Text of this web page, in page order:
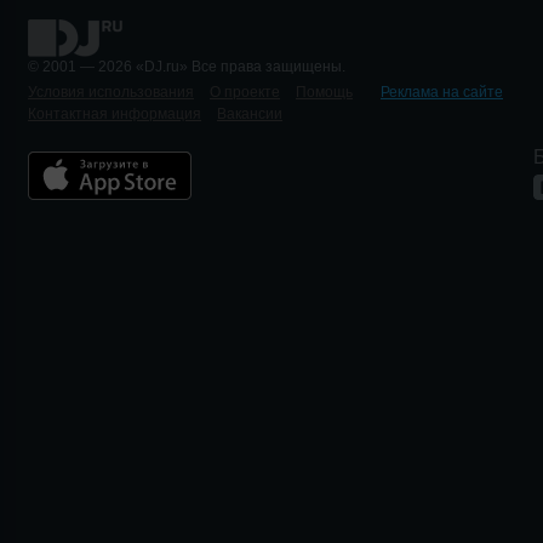
© 2001 — 2026 «DJ.ru» Все права защищены.
Реклама на сайте